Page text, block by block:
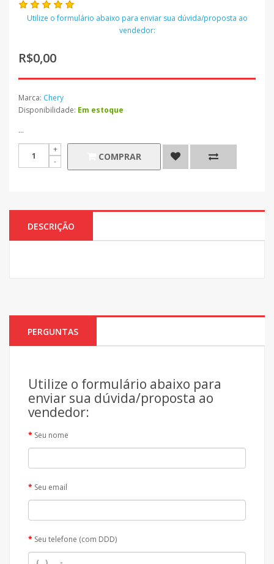
Utilize o formulário abaixo para enviar sua dúvida/proposta ao
vendedor:
R$0,00
Marca: Chery
Disponibilidade: Em estoque
...
COMPRAR
DESCRIÇÃO
PERGUNTAS
Utilize o formulário abaixo para
enviar sua dúvida/proposta ao
vendedor:
Seu nome
Seu email
Seu telefone (com DDD)